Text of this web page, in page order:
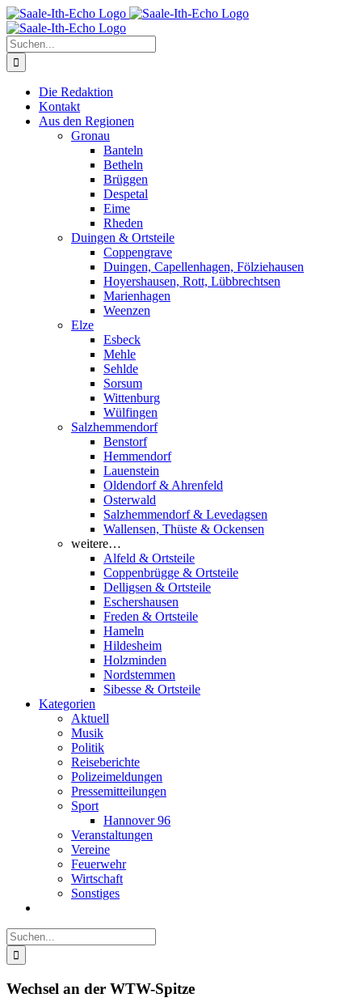
Zum
Inhalt
springen
Facebook
X
Instagram
Pinterest
Suche
nach:
Die Redaktion
Kontakt
Aus den Regionen
Gronau
Banteln
Betheln
Brüggen
Despetal
Eime
Rheden
Duingen & Ortsteile
Coppengrave
Duingen, Capellenhagen, Fölziehausen
Hoyershausen, Rott, Lübbrechtsen
Marienhagen
Weenzen
Elze
Esbeck
Mehle
Sehlde
Sorsum
Wittenburg
Wülfingen
Salzhemmendorf
Benstorf
Hemmendorf
Lauenstein
Oldendorf & Ahrenfeld
Osterwald
Salzhemmendorf & Levedagsen
Wallensen, Thüste & Ockensen
weitere…
Alfeld & Ortsteile
Coppenbrügge & Ortsteile
Delligsen & Ortsteile
Eschershausen
Freden & Ortsteile
Hameln
Hildesheim
Holzminden
Nordstemmen
Sibesse & Ortsteile
Kategorien
Aktuell
Musik
Politik
Reiseberichte
Polizeimeldungen
Pressemitteilungen
Sport
Hannover 96
Veranstaltungen
Vereine
Feuerwehr
Wirtschaft
Sonstiges
Suche
nach:
Wechsel an der WTW-Spitze